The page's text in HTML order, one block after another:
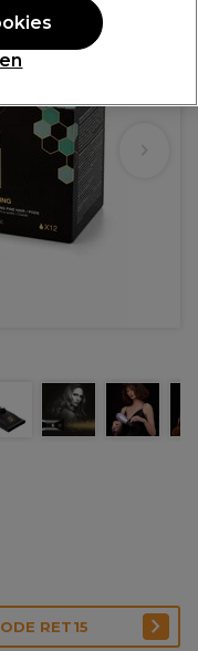
RET15